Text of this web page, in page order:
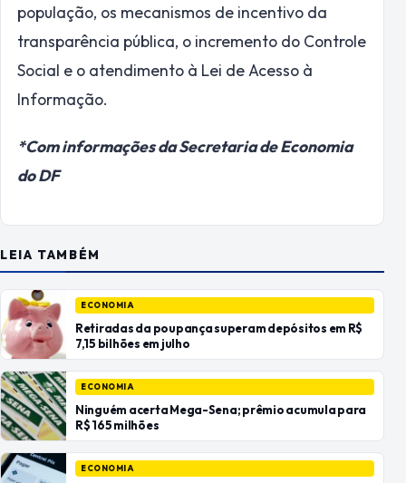
população, os mecanismos de incentivo da
transparência pública, o incremento do Controle
Social e o atendimento à Lei de Acesso à
Informação.
*Com informações da Secretaria de Economia
do DF
LEIA TAMBÉM
ECONOMIA
Retiradas da poupança superam depósitos em R$
7,15 bilhões em julho
ECONOMIA
Ninguém acerta Mega-Sena; prêmio acumula para
R$ 165 milhões
ECONOMIA